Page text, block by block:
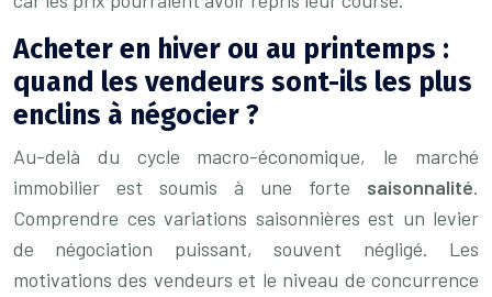
Acheter en hiver ou au printemps :
quand les vendeurs sont-ils les plus
enclins à négocier ?
Au-delà du cycle macro-économique, le marché
immobilier est soumis à une forte saisonnalité.
Comprendre ces variations saisonnières est un levier
de négociation puissant, souvent négligé. Les
motivations des vendeurs et le niveau de concurrence